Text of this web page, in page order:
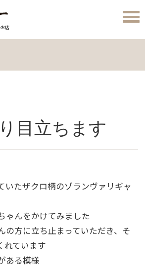
店
目立ちます
いたザクロ柄のゾランヴァリギャ
ゃんをかけてみました
の方に立ち止まっていただき、そ
れています
ある模様